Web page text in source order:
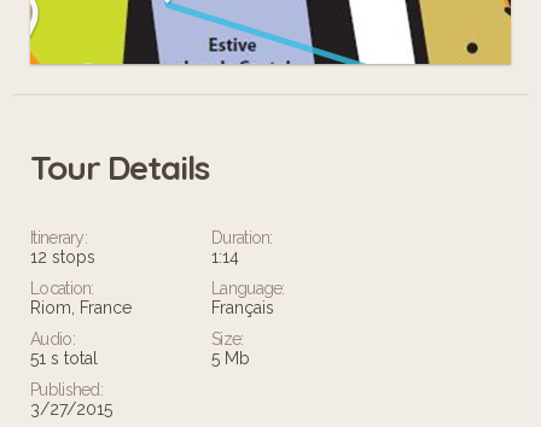
Tour Details
Itinerary:
12 stops
Duration:
1:14
Location:
Riom, France
Language:
Français
Audio:
51 s total
Size:
5 Mb
Published:
3/27/2015